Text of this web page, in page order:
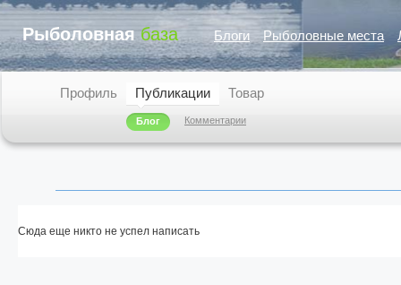
Рыболовная база Блоги Рыболовные места
Профиль Публикации
Блог Комментарии
Товар
Сюда еще никто не успел написать